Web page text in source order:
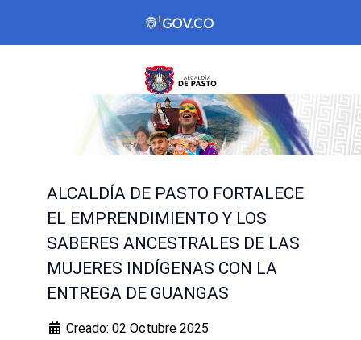
ALCALDÍA DE PASTO FORTALECE
EL EMPRENDIMIENTO Y LOS
SABERES ANCESTRALES DE LAS
MUJERES INDÍGENAS CON LA
ENTREGA DE GUANGAS
Creado: 02 Octubre 2025